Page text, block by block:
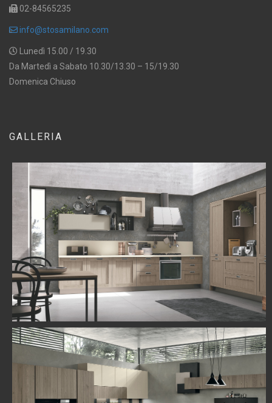
02-84565235
info@stosamilano.com
Lunedì 15.00 / 19.30
Da Martedì a Sabato 10.30/13.30 – 15/19.30
Domenica Chiuso
GALLERIA